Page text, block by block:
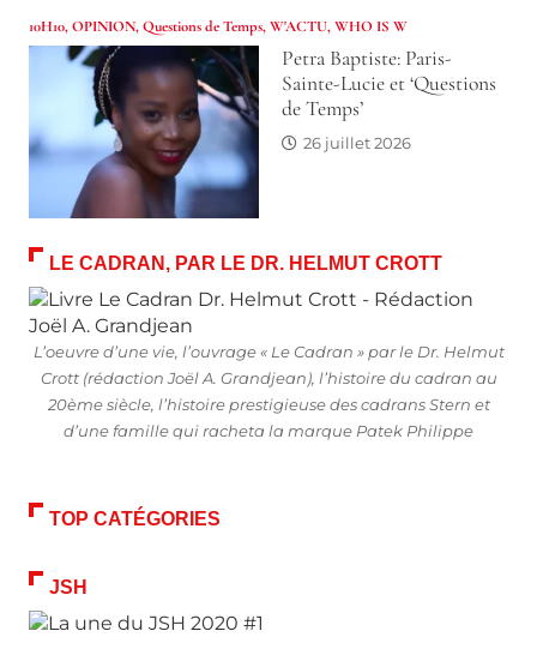
10H10,OPINION,Questions de Temps,W'ACTU,WHO IS W
Petra Baptiste: Paris-
Sainte-Lucie et ‘Questions
de Temps’
26 juillet 2026
LE CADRAN, PAR LE DR. HELMUT CROTT
L’oeuvre d’une vie, l’ouvrage « Le Cadran » par le Dr. Helmut
Crott (rédaction Joël A. Grandjean), l’histoire du cadran au
20ème siècle, l’histoire prestigieuse des cadrans Stern et
d’une famille qui racheta la marque Patek Philippe
TOP CATÉGORIES
JSH